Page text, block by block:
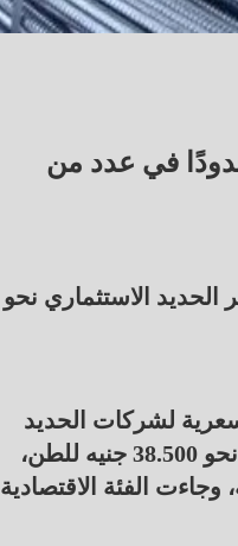
1 يوليو 2026 ، تراجعًا محدودًا في عدد من
بينما بلغ متوسط سعر الحديد الاستثماري نحو
الفئات السعرية لشركات الحديد
بين مستويات مختلفة؛ حيث سجلت الفئة العليا، التي تضم شركات مثل عطية وبشاي، نحو 38.500 جنيه للطن،
المتوسطة التي تشمل المصريين والعتال والمعادي نحو 38.000 جنيه، وجاءت الفئة الاقتصادية